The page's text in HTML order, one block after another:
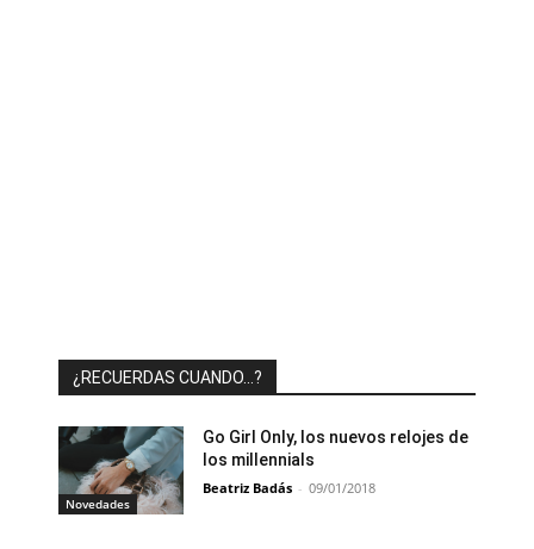
¿RECUERDAS CUANDO…?
Novedades
Go Girl Only, los nuevos relojes de
los millennials
Beatriz Badás - 09/01/2018